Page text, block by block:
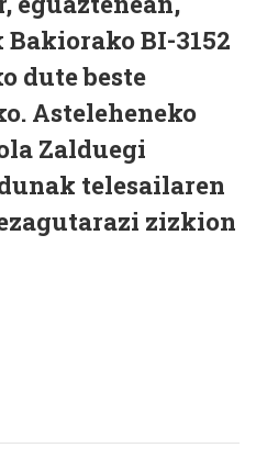
BI-3152
dute beste
Asteleheneko
Zalduegi
telesailaren
zizkion